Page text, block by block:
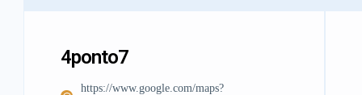
4ponto7
https://www.google.com/maps?